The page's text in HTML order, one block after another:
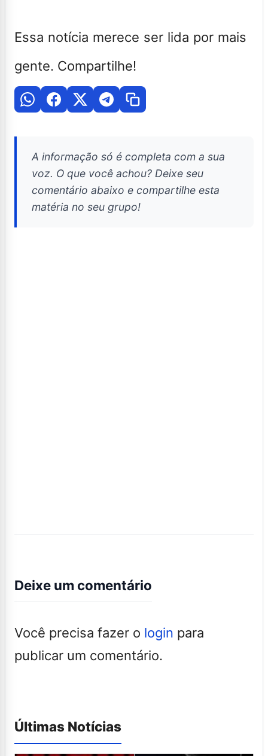
Essa notícia merece ser lida por mais
gente. Compartilhe!
A informação só é completa com a sua
voz. O que você achou? Deixe seu
comentário abaixo e compartilhe esta
matéria no seu grupo!
Deixe um comentário
Você precisa fazer o login para
publicar um comentário.
Últimas Notícias